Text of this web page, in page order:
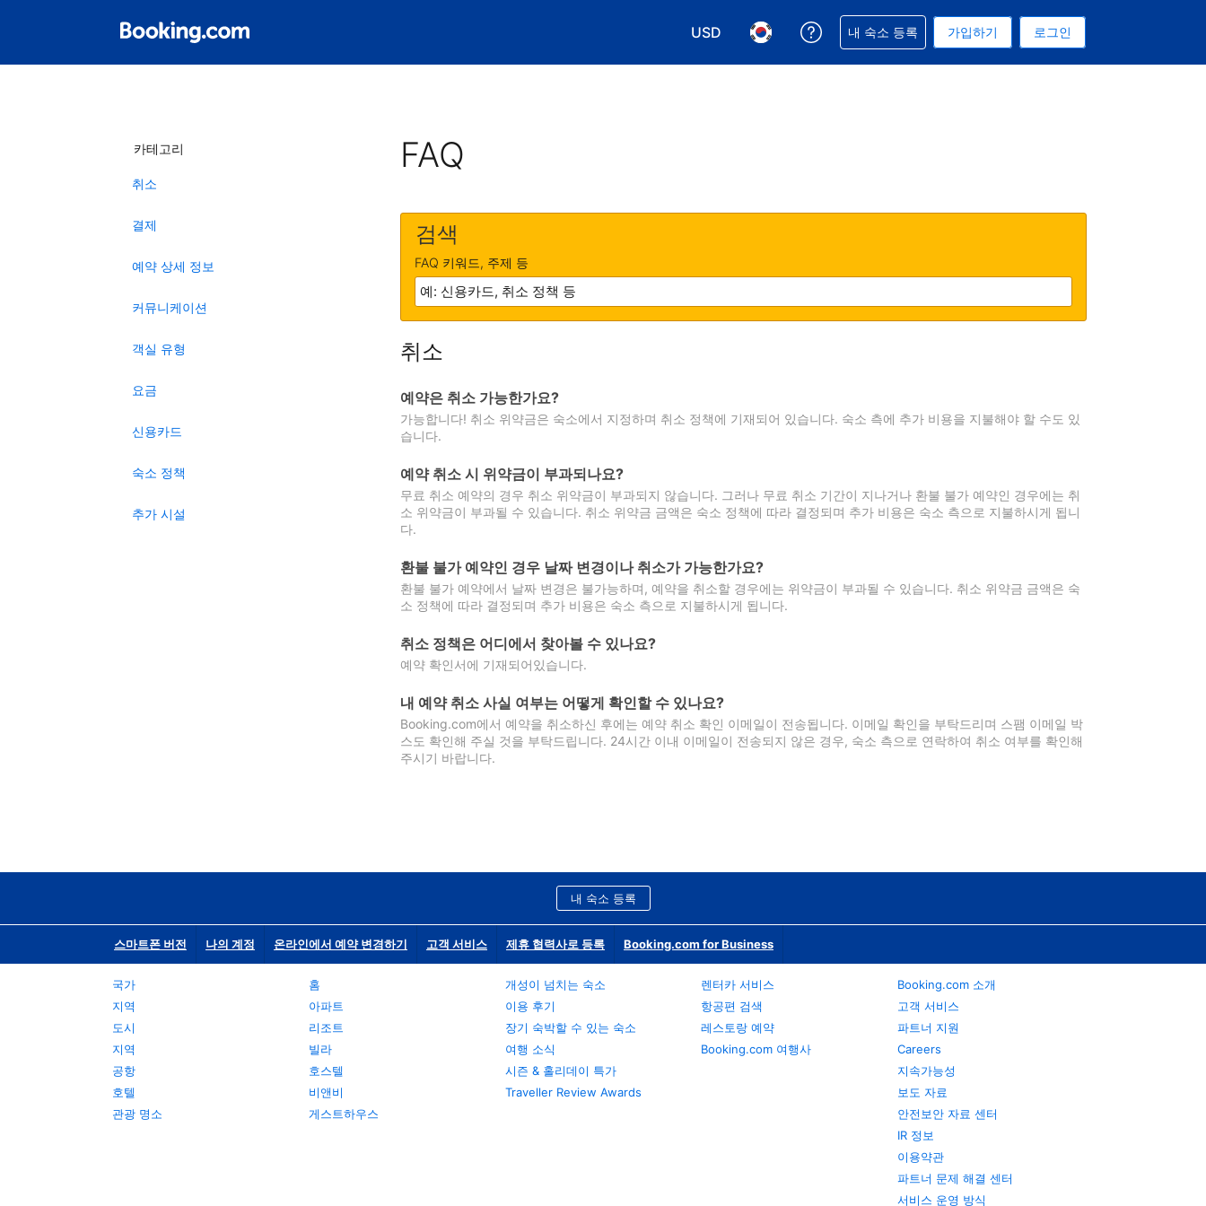
USD
통화 선택. 현재 선택된 통화는 미국 달러입니다
언어 선택. 현재 선택된 언어는 한국어입니다
예약과 관련해 도움을 받으실 수 있습니다
내 숙소 등록 가입하기 로그인
카테고리
취소
결제
예약 상세 정보
커뮤니케이션
객실 유형
요금
신용카드
숙소 정책
추가 시설
FAQ
검색
FAQ 키워드, 주제 등
취소
예약은 취소 가능한가요?
가능합니다! 취소 위약금은 숙소에서 지정하며 취소 정책에 기재되어 있습니다. 숙소 측에 추가 비용을 지불해야 할 수도 있
습니다.
예약 취소 시 위약금이 부과되나요?
무료 취소 예약의 경우 취소 위약금이 부과되지 않습니다. 그러나 무료 취소 기간이 지나거나 환불 불가 예약인 경우에는 취
소 위약금이 부과될 수 있습니다. 취소 위약금 금액은 숙소 정책에 따라 결정되며 추가 비용은 숙소 측으로 지불하시게 됩니
다.
환불 불가 예약인 경우 날짜 변경이나 취소가 가능한가요?
환불 불가 예약에서 날짜 변경은 불가능하며, 예약을 취소할 경우에는 위약금이 부과될 수 있습니다. 취소 위약금 금액은 숙
소 정책에 따라 결정되며 추가 비용은 숙소 측으로 지불하시게 됩니다.
취소 정책은 어디에서 찾아볼 수 있나요?
예약 확인서에 기재되어있습니다.
내 예약 취소 사실 여부는 어떻게 확인할 수 있나요?
Booking.com에서 예약을 취소하신 후에는 예약 취소 확인 이메일이 전송됩니다. 이메일 확인을 부탁드리며 스팸 이메일 박
스도 확인해 주실 것을 부탁드립니다. 24시간 이내 이메일이 전송되지 않은 경우, 숙소 측으로 연락하여 취소 여부를 확인해
주시기 바랍니다.
내 숙소 등록
스마트폰 버전 나의 계정 온라인에서 예약 변경하기 고객 서비스 제휴 협력사로 등록 Booking.com for Business
국가
지역
도시
지역
공항
호텔
관광 명소
홈
아파트
리조트
빌라
호스텔
비앤비
게스트하우스
개성이 넘치는 숙소
이용 후기
장기 숙박할 수 있는 숙소
여행 소식
시즌 & 홀리데이 특가
Traveller Review Awards
렌터카 서비스
항공편 검색
레스토랑 예약
Booking.com 여행사
Booking.com 소개
고객 서비스
파트너 지원
Careers
지속가능성
보도 자료
안전보안 자료 센터
IR 정보
이용약관
파트너 문제 해결 센터
서비스 운영 방식